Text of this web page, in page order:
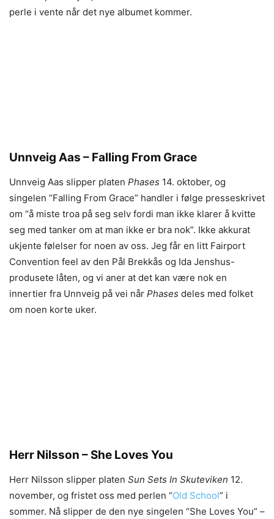
perle i vente når det nye albumet kommer.
Unnveig Aas – Falling From Grace
Unnveig Aas slipper platen Phases 14. oktober, og
singelen “Falling From Grace” handler i følge presseskrivet
om “å miste troa på seg selv fordi man ikke klarer å kvitte
seg med tanker om at man ikke er bra nok”. Ikke akkurat
ukjente følelser for noen av oss. Jeg får en litt Fairport
Convention feel av den Pål Brekkås og Ida Jenshus-
produsete låten, og vi aner at det kan være nok en
innertier fra Unnveig på vei når Phases deles med folket
om noen korte uker.
Herr Nilsson – She Loves You
Herr Nilsson slipper platen Sun Sets In Skuteviken 12.
november, og fristet oss med perlen “Old School” i
sommer. Nå slipper de den nye singelen “She Loves You” –